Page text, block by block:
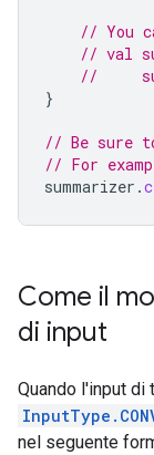
// You
// val
//
}
// Be sure
// For
summarizer .
Come il
di input
Quando l'input
nel seguente